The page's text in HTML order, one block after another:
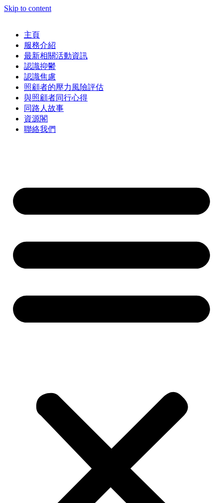
Skip to content
主頁
服務介紹
最新相關活動資訊
認識抑鬱
認識焦慮
照顧者的壓力風險評估
與照顧者同行心得
同路人故事
資源閣
聯絡我們